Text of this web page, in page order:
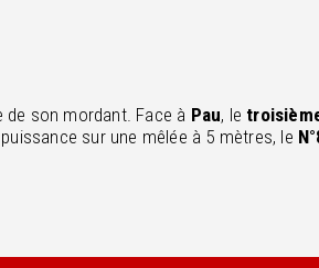
de son mordant. Face à Pau, le
sur une mêlée à 5 mètres, le